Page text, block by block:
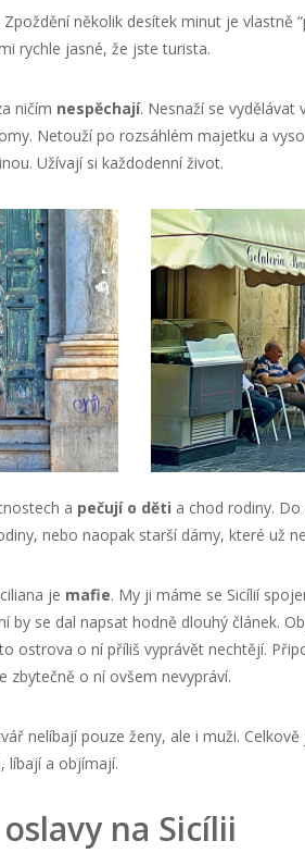
Zpoždění několik desítek minut je vlastně
rychle jasné, že jste turista.
ničím nespěchají. Nesnaží se vydělávat
Netouží po rozsáhlém majetku a
Užívají si každodenní život.
a pečují o děti a chod rodiny.
nebo naopak starší dámy, které už
je mafie. My ji máme se Sicílií
by se dal napsat hodně dlouhý článek.
ostrova o ní příliš vyprávět nechtějí.
zbytečně o ní ovšem nevypráví.
nelíbají pouze ženy, ale i muži.
líbají a objímají.
na Sicílii